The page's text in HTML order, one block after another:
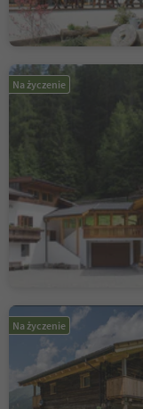
Na życzenie
Na życzenie